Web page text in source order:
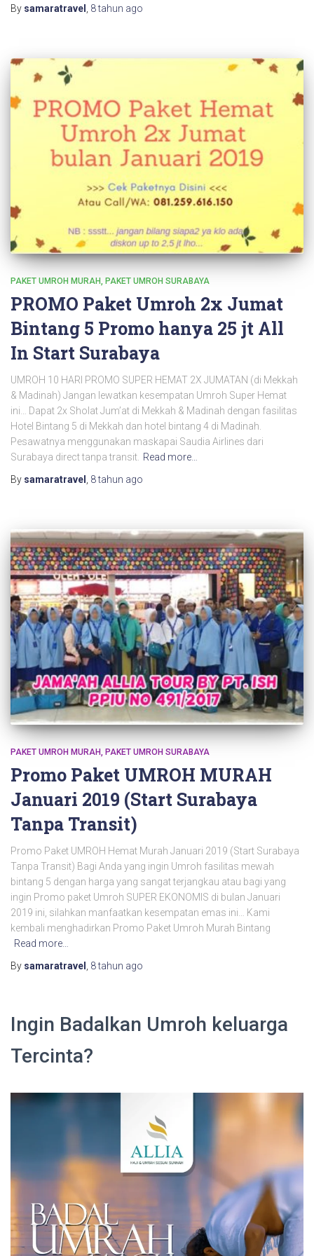
By samaratravel , 8 tahun ago
PAKET UMROH MURAH PAKET UMROH SURABAYA
PROMO Paket Umroh 2x Jumat
Bintang 5 Promo hanya 25 jt All
In Start Surabaya
UMROH 10 HARI PROMO SUPER HEMAT 2X JUMATAN (di Mekkah
& Madinah) Jangan lewatkan kesempatan Umroh Super Hemat
ini… Dapat 2x Sholat Jum’at di Mekkah & Madinah dengan fasilitas
Hotel Bintang 5 di Mekkah dan hotel bintang 4 di Madinah.
Pesawatnya menggunakan maskapai Saudia Airlines dari
Surabaya direct tanpa transit. Read more…
By samaratravel 8 tahun ago
PAKET UMROH MURAH PAKET UMROH SURABAYA
Promo Paket UMROH MURAH
Januari 2019 (Start Surabaya
Tanpa Transit)
Promo Paket UMROH Hemat Murah Januari 2019 (Start Surabaya
Tanpa Transit) Bagi Anda yang ingin Umroh fasilitas mewah
bintang 5 dengan harga yang sangat terjangkau atau bagi yang
ingin Promo paket Umroh SUPER EKONOMIS di bulan Januari
2019 ini, silahkan manfaatkan kesempatan emas ini… Kami
kembali menghadirkan Promo Paket Umroh Murah Bintang
Read more…
By samaratravel 8 tahun ago
Ingin Badalkan Umroh keluarga
Tercinta?